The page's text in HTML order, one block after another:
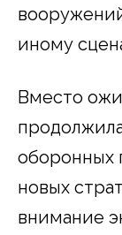
иному
Вместо
оборонных
новых
внимание